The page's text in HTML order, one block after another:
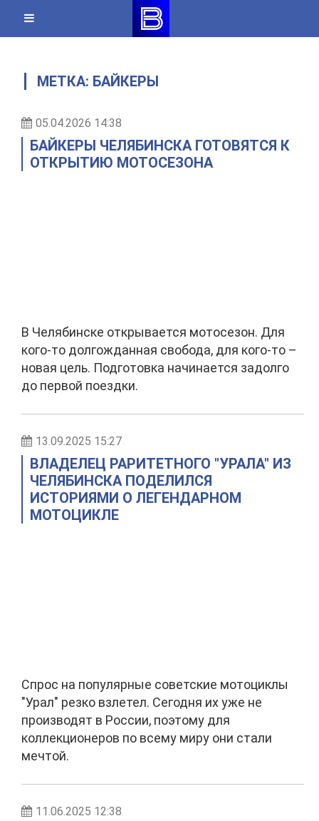
content
МЕТКА: БАЙКЕРЫ
05.04.2026 14:38
БАЙКЕРЫ ЧЕЛЯБИНСКА ГОТОВЯТСЯ К
ОТКРЫТИЮ МОТОСЕЗОНА
В Челябинске открывается мотосезон. Для
кого-то долгожданная свобода, для кого-то –
новая цель. Подготовка начинается задолго
до первой поездки.
13.09.2025 15:27
ВЛАДЕЛЕЦ РАРИТЕТНОГО "УРАЛА" ИЗ
ЧЕЛЯБИНСКА ПОДЕЛИЛСЯ
ИСТОРИЯМИ О ЛЕГЕНДАРНОМ
МОТОЦИКЛЕ
Спрос на популярные советские мотоциклы
"Урал" резко взлетел. Сегодня их уже не
производят в России, поэтому для
коллекционеров по всему миру они стали
мечтой.
11.06.2025 12:38